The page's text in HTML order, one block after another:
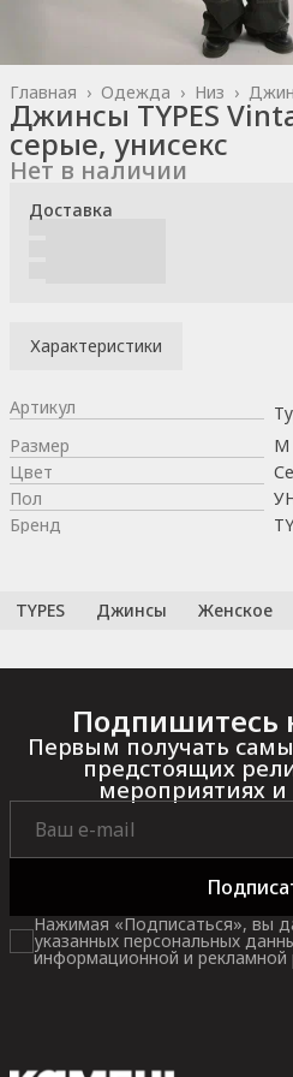
Низ ›
Одежда ›
Главная ›
Джинсы TYPES
серые, унисекс
Нет в наличии
Доставка
Характеристики
Артикул
Размер
M
Цвет
Пол
Бренд
TYPES Джинсы Женское
Подпишитесь
Первым получать
предстоящих
мероприятиях и
Нажимая «Подписаться», вы
указанных персональных
информационной и рекламной